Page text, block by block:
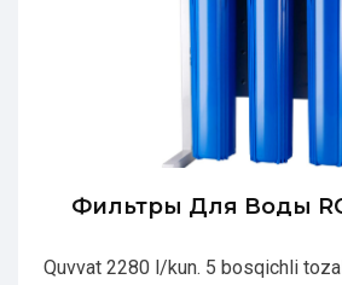
Фильтры Для Воды
Quvvat 2280 l/kun. 5 bosqichli